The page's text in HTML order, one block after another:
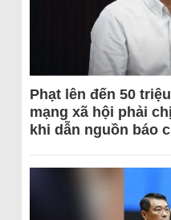
Phạt lên đến 50
mạng xã hội phải
khi dẫn nguồn báo